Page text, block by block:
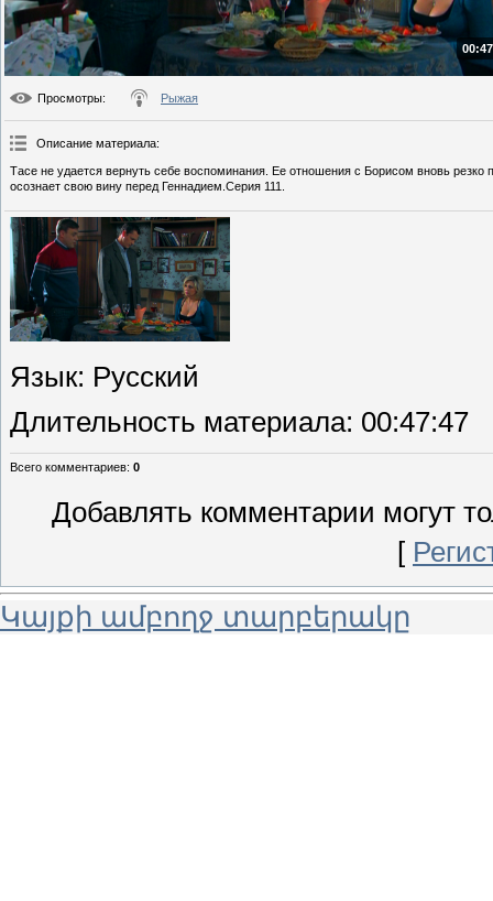
Просмотры: Рыжая
Описание материала:
Тасе не удается вернуть себе воспоминания. Ее отношения с Борисом вновь резко
осознает свою вину перед Геннадием.Серия 111.
Язык: Русский
Длительность материала: 00:47:47
Всего комментариев: 0
Добавлять комментарии могут
[
Կայքի ամբողջ տարբերակը